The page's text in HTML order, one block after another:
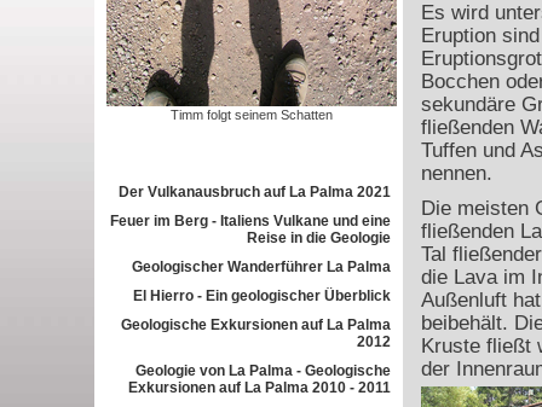
Timm folgt seinem Schatten
Der Vulkanausbruch auf La Palma 2021
Feuer im Berg - Italiens Vulkane und eine
Reise in die Geologie
Geologischer Wanderführer La Palma
El Hierro - Ein geologischer Überblick
Geologische Exkursionen auf La Palma
2012
Geologie von La Palma - Geologische
Exkursionen auf La Palma 2010 - 2011
Es wird
Eruption
Bocchen
sekundäre
fließenden
Tuffen und
nennen.
Die meisten
fließenden
Tal
die Lava im
Außenluft
beibehält.
Kruste fließt
der